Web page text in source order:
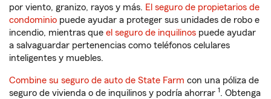
por viento, granizo, rayos y más. El seguro de propietarios de
condominio puede ayudar a proteger sus unidades de robo e
incendio, mientras que el seguro de inquilinos puede ayudar
a salvaguardar pertenencias como teléfonos celulares
inteligentes y muebles.
Combine su seguro de auto de State Farm con una póliza de
seguro de vivienda o de inquilinos y podría ahorrar 1. Obtenga